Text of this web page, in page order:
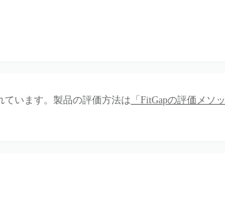
ています。製品の評価方法は 「FitGapの評価メソッ